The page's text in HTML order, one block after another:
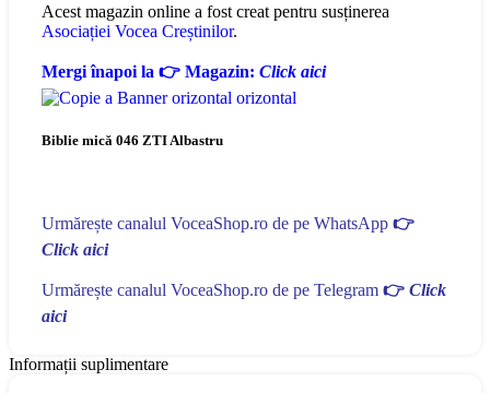
Acest magazin online a fost creat pentru susținerea
Asociației Vocea Creștinilor.
Mergi înapoi la 👉 Magazin: Click aici
Biblie mică 046 ZTI Albastru
Urmărește canalul VoceaShop.ro de pe WhatsApp 👉
Click aici
Urmărește canalul VoceaShop.ro de pe Telegram 👉 Click
aici
Informații suplimentare